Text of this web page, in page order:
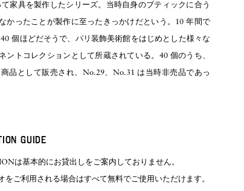
家具を製作したシリーズ。当時自身のブティックに合う
かったことが製作に至ったきっかけだという。10 年間で
個ほどだそうで、パリ装飾美術館をはじめとした様々な
ントコレクションとして所蔵されている。40 個のうち、
品として販売され、No.29、No.31 は当時非売品であっ
GUIDE
は基本的にお貸出しをご案内しておりません。
をご利用される場合はすべて無料でご使用いただけます。